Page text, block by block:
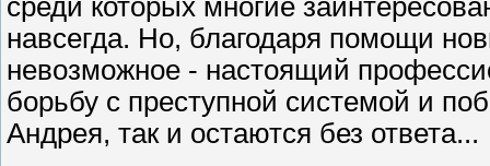
среди которых многие
навсегда. Но, благодаря помощи
невозможное - настоящий
борьбу с преступной системой и
Андрея, так и остаются без ответа...